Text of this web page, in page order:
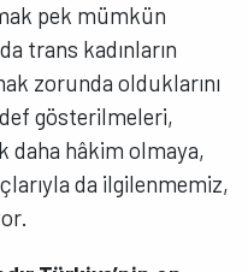
pek mümkün
trans kadınların
zorunda olduklarını
gösterilmeleri,
daha hâkim olmaya,
da ilgilenmemiz,